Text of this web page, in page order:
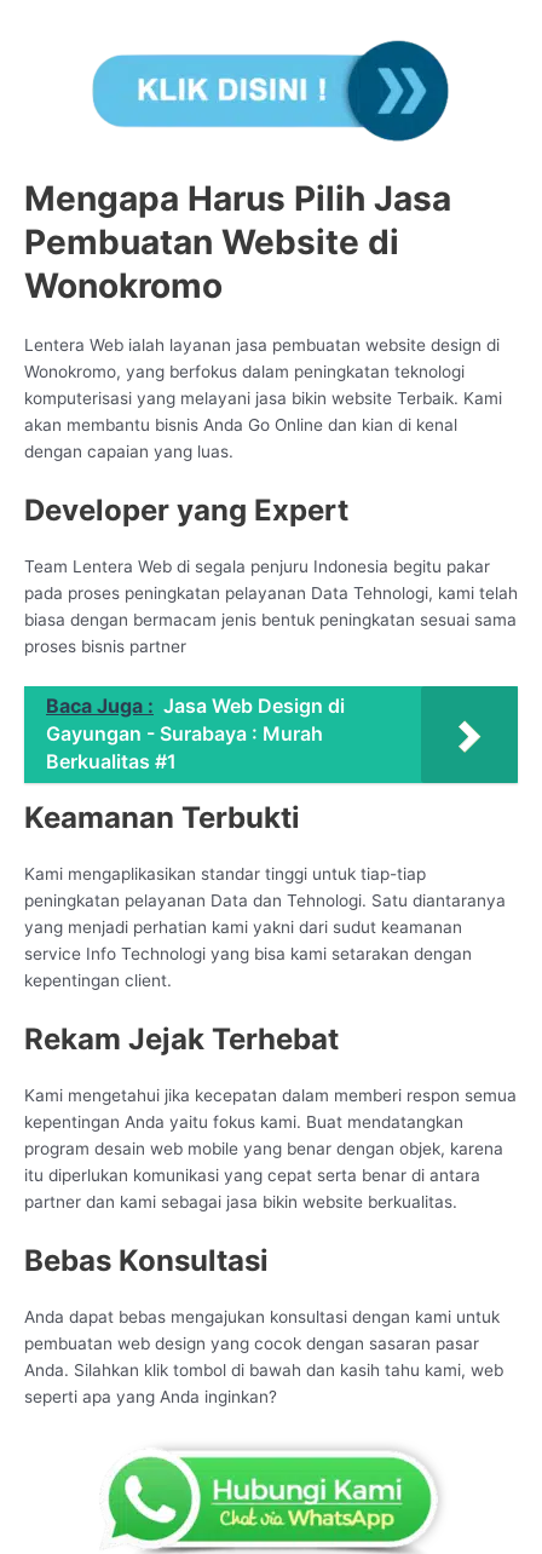
Mengapa Harus Pilih Jasa
Pembuatan Website di
Wonokromo
Lentera Web ialah layanan jasa pembuatan website design di
Wonokromo, yang berfokus dalam peningkatan teknologi
komputerisasi yang melayani jasa bikin website Terbaik. Kami
akan membantu bisnis Anda Go Online dan kian di kenal
dengan capaian yang luas.
Developer yang Expert
Team Lentera Web di segala penjuru Indonesia begitu pakar
pada proses peningkatan pelayanan Data Tehnologi, kami telah
biasa dengan bermacam jenis bentuk peningkatan sesuai sama
proses bisnis partner
Baca Juga : Jasa Web Design di
Gayungan - Surabaya : Murah
Berkualitas #1
Keamanan Terbukti
Kami mengaplikasikan standar tinggi untuk tiap-tiap
peningkatan pelayanan Data dan Tehnologi. Satu diantaranya
yang menjadi perhatian kami yakni dari sudut keamanan
service Info Technologi yang bisa kami setarakan dengan
kepentingan client.
Rekam Jejak Terhebat
Kami mengetahui jika kecepatan dalam memberi respon semua
kepentingan Anda yaitu fokus kami. Buat mendatangkan
program desain web mobile yang benar dengan objek, karena
itu diperlukan komunikasi yang cepat serta benar di antara
partner dan kami sebagai jasa bikin website berkualitas.
Bebas Konsultasi
Anda dapat bebas mengajukan konsultasi dengan kami untuk
pembuatan web design yang cocok dengan sasaran pasar
Anda. Silahkan klik tombol di bawah dan kasih tahu kami, web
seperti apa yang Anda inginkan?